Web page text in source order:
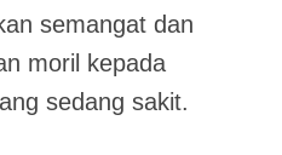
semangat dan
moril kepada
sedang sakit.